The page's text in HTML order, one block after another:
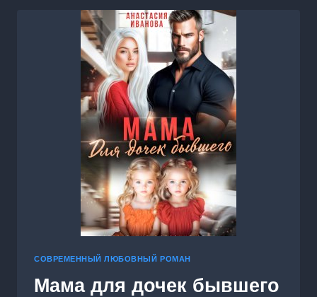
СОВРЕМЕННЫЙ ЛЮБОВНЫЙ РОМАН
Мама для дочек бывшего